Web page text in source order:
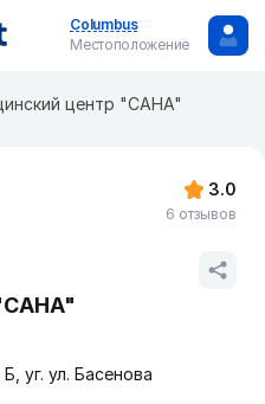
Columbus
Местоположение
центр "САНА"
уг. ул. Басенова
3.0
6 отзывов